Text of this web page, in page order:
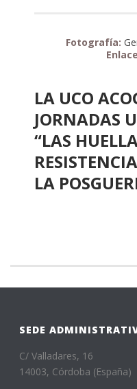
Fotografía:
LA UCO
JORNADAS
“LAS
LA
SEDE
C/ Valladares, 16
14003, Córdoba (España)